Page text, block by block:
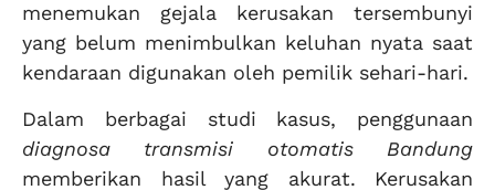
menemukan gejala kerusakan tersembunyi
yang belum menimbulkan keluhan nyata saat
kendaraan digunakan oleh pemilik sehari-hari.
Dalam berbagai studi kasus, penggunaan
diagnosa transmisi otomatis Bandung
memberikan hasil yang akurat. Kerusakan